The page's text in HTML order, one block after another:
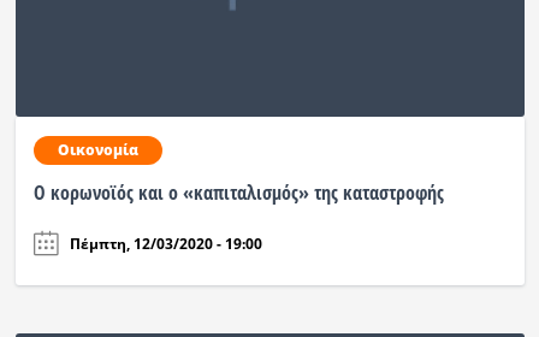
Οικονομία
Ο κορωνοϊός και ο «καπιταλισμός» της καταστροφής
Πέμπτη, 12/03/2020 - 19:00